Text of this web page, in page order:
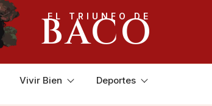
EL TRIUNFO DE
BACO
Vivir Bien Deportes